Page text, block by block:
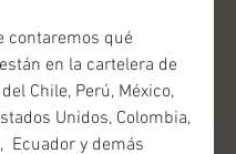
en la cartelera de
Chile, Perú, México,
Unidos, Colombia,
Ecuador y demás